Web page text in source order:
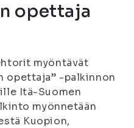
opettaja
myöntävät
opettaja” -palkinnon
Itä-Suomen
myönnetään
Kuopion,